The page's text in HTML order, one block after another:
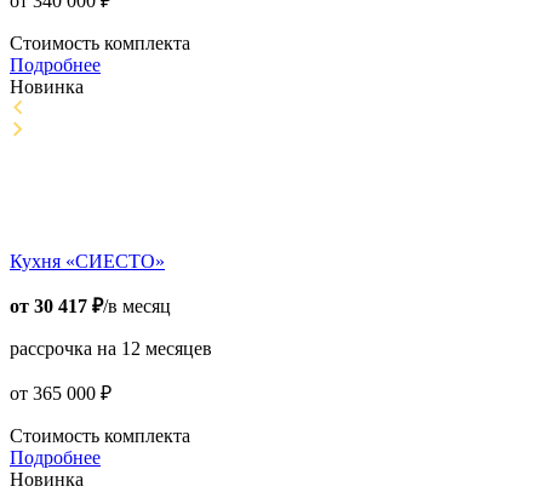
Стоимость комплекта
Подробнее
Новинка
Кухня «СИЕСТО»
от 30 417 ₽/в месяц
рассрочка на 12 месяцев
от 365 000 ₽
Стоимость комплекта
Подробнее
Новинка